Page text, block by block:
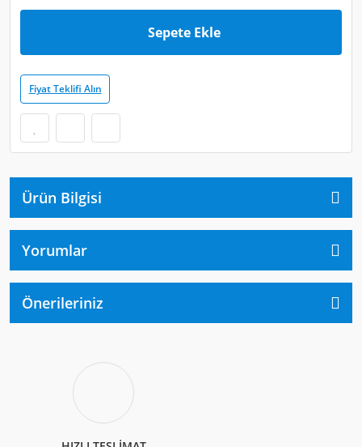
Sepete Ekle
Fiyat Teklifi Alın
Ürün Bilgisi
Yorumlar
Önerileriniz